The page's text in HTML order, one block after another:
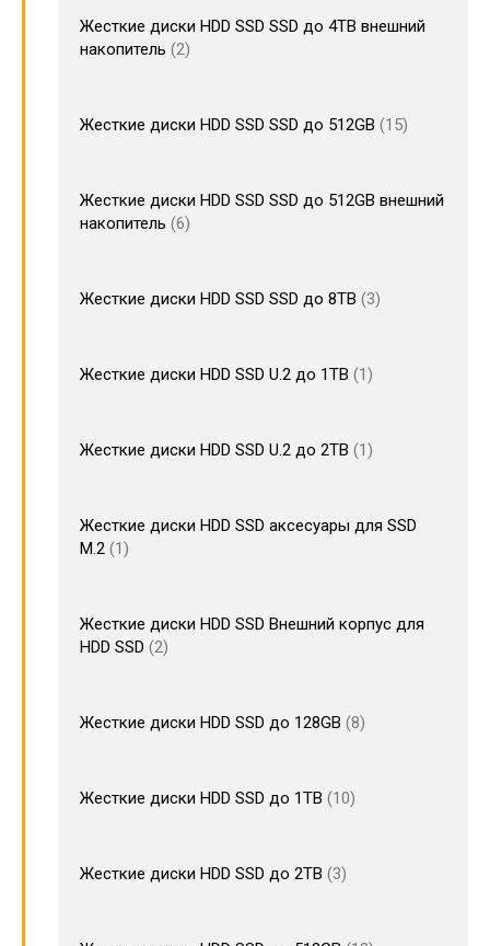
Жесткие диски HDD SSD SSD до 4TB внешний
накопитель 2
Жесткие диски HDD SSD SSD до 512GB 15
Жесткие диски HDD SSD SSD до 512GB внешний
накопитель 6
Жесткие диски HDD SSD SSD до 8TB 3
Жесткие диски HDD SSD U.2 до 1TB 1
Жесткие диски HDD SSD U.2 до 2TB 1
Жесткие диски HDD SSD аксесуары для SSD
M.2 1
Жесткие диски HDD SSD Внешний корпус для
HDD SSD 2
Жесткие диски HDD SSD до 128GB 8
Жесткие диски HDD SSD до 1TB 10
Жесткие диски HDD SSD до 2TB 3